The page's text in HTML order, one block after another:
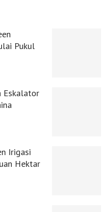
Pukul
Eskalator
Irigasi
Hektar